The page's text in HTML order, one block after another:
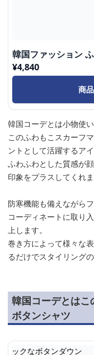
韓国ファッション
¥4,840
商
韓国コーデとは小物使
このふわもこスカーフ
ントとして活躍するアイ
ふわふわとした質感が
印象をプラスしてくれま
防寒機能も備えながら
コーディネートに取り
上します。
巻き方によって様々な
るだけでスタイリング
韓国コーデとはこ
ボタンシャツ